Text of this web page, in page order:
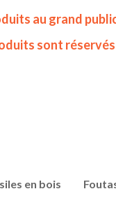
en bois
au grand
sont